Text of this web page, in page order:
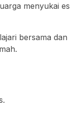
menyukai es
bersama dan